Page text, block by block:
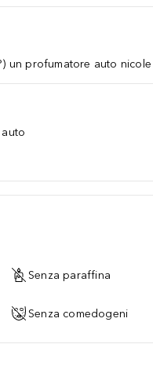
un profumatore auto
Senza paraffina
Senza comedogeni